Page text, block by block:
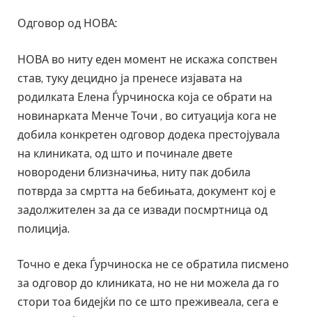
Одговор од НОВА:
НОВА во ниту еден момент не искажа сопствен
став, туку децидно ја пренесе изјавата на
родилката Елена Ѓурчиноска која се обрати на
новинарката Менче Точи , во ситуација кога не
добила конкретен одговор додека престојувала
на клиниката, од што и починале двете
новородени близначиња, ниту пак добила
потврда за смртта на бебињата, документ кој е
задолжителен за да се извади посмртница од
полиција.
Точно е дека Ѓурчиноска не се обратила писмено
за одговор до клиниката, но не ни можела да го
стори тоа бидејќи по се што преживеала, сега е